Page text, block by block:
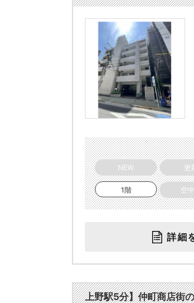
NEW 更
1階 空
詳細
上野駅5分】仲町商店街